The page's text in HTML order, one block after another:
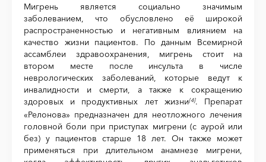
Мигрень является социально значимым
заболеванием, что обусловлено её широкой
распространенностью и негативным влиянием на
качество жизни пациентов. По данным Всемирной
ассамблеи здравоохранения, мигрень стоит на
втором месте после инсульта в числе
неврологических заболеваний, которые ведут к
инвалидности и смерти, а также к сокращению
здоровых и продуктивных лет жизни[4]. Препарат
«Релонова» предназначен для неотложного лечения
головной боли при приступах мигрени (с аурой или
без) у пациентов старше 18 лет. Он также может
применяться при длительном анамнезе мигрени,